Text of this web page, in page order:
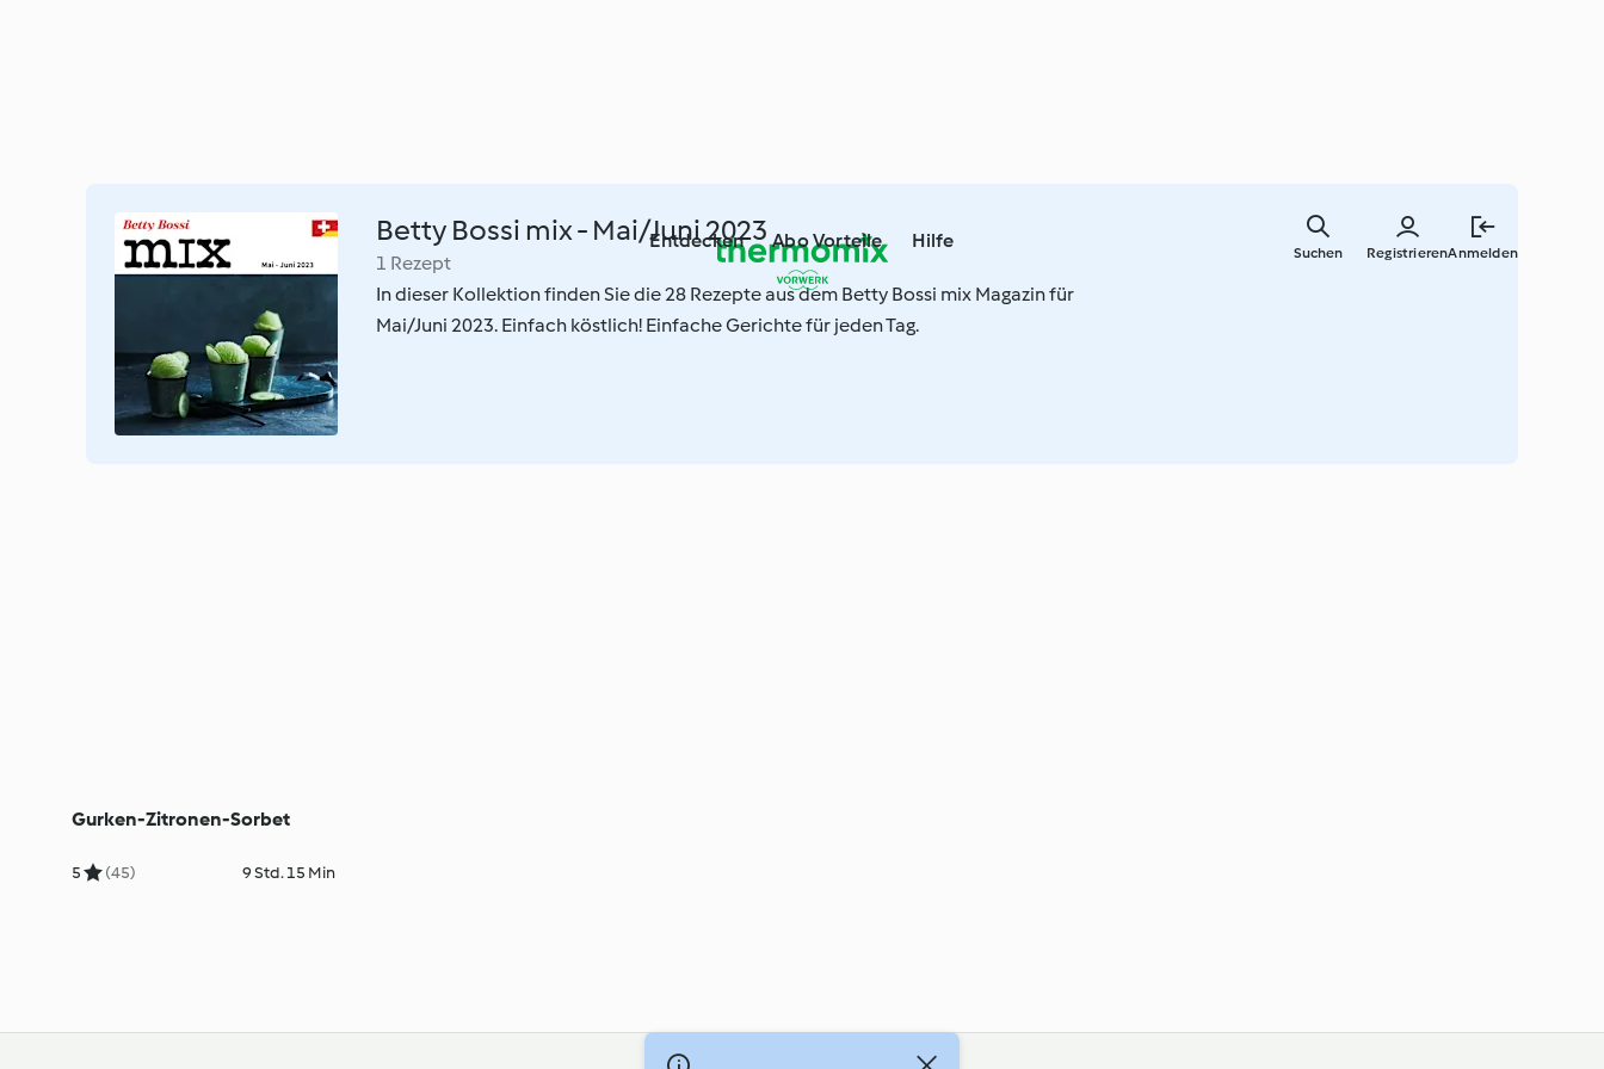
springen
Entdecken Abo Vorteile Hilfe
RegistrierenAnmelden
Suchen
Betty Bossi mix - Mai/Juni 2023
1 Rezept
In dieser Kollektion finden Sie die 28 Rezepte aus dem Betty Bossi mix Magazin für
Mai/Juni 2023. Einfach köstlich! Einfache Gerichte für jeden Tag.
Gurken-Zitronen-Sorbet
5 (45) 9 Std. 15 Min